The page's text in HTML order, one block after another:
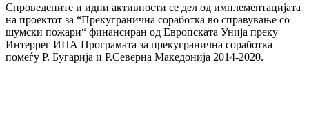
Спроведените и идни активности се дел од имплементацијата
на проектот за “Прекугранична соработка во справување со
шумски пожари“ финансиран од Европската Унија преку
Интеррег ИПА Програмата за прекугранична соработка
помеѓу Р. Бугарија и Р.Северна Македонија 2014-2020.